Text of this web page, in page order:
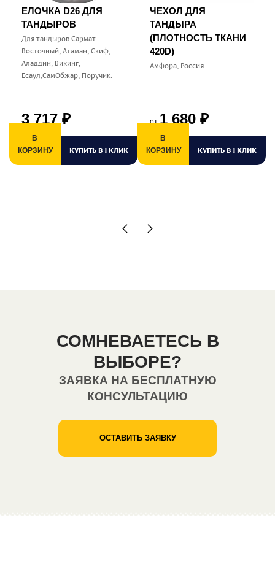
ЕЛОЧКА D26 ДЛЯ
ТАНДЫРОВ
Для тандыров Сармат
Восточный, Атаман, Скиф,
Аладдин, Викинг,
Есаул,СамОбжар, Поручик.
3 717 ₽
В
КОРЗИНУ
КУПИТЬ В 1 КЛИК
ЧЕХОЛ ДЛЯ
ТАНДЫРА
(ПЛОТНОСТЬ ТКАНИ
420D)
Амфора, Россия
от 1 680 ₽
В
КОРЗИНУ
КУПИТЬ В 1 КЛИК
СОМНЕВАЕТЕСЬ В
ВЫБОРЕ?
ЗАЯВКА НА БЕСПЛАТНУЮ
КОНСУЛЬТАЦИЮ
ОСТАВИТЬ ЗАЯВКУ